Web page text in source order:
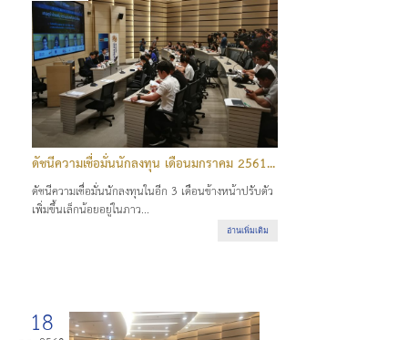
ดัชนีความเชื่อมั่นนักลงทุน เดือนมกราคม 2561...
ดัชนีความเชื่อมั่นนักลงทุนในอีก 3 เดือนข้างหน้าปรับตัว
เพิ่มขึ้นเล็กน้อยอยู่ในภาว...
อ่านเพิ่มเติม
18